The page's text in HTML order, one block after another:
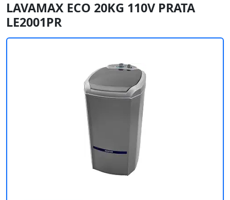
LAVAMAX ECO 20KG 110V PRATA
LE2001PR